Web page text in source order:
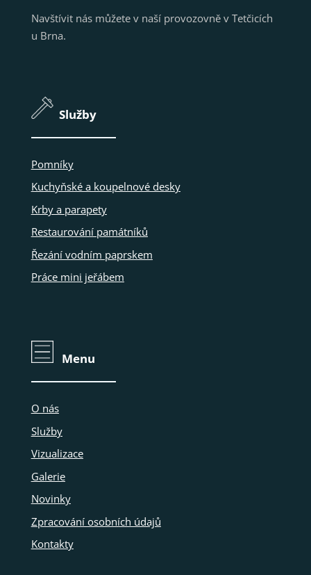
Navštívit nás můžete v naší provozovně v Tetčicích
u Brna.
Služby
Pomníky
Kuchyňské a koupelnové desky
Krby a parapety
Restaurování památníků
Řezání vodním paprskem
Práce mini jeřábem
Menu
O nás
Služby
Vizualizace
Galerie
Novinky
Zpracování osobních údajů
Kontakty